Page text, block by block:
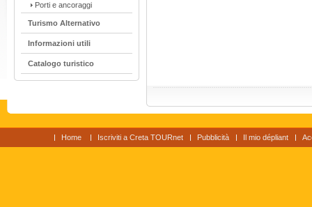
Porti e ancoraggi
Turismo Alternativo
Informazioni utili
Catalogo turistico
Home Iscriviti a Creta TOURnet Pubblicità Il mio dépliant